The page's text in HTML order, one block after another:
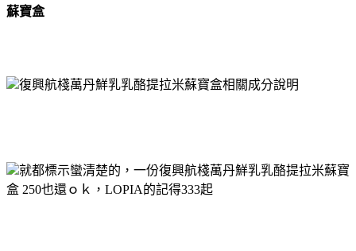
蘇寶盒
復興航棧萬丹鮮乳乳酪提拉米蘇寶盒相關成分說明
就都標示蠻清楚的，一份復興航棧萬丹鮮乳乳酪提拉米蘇寶
盒 250也還ｏｋ，LOPIA的記得333起